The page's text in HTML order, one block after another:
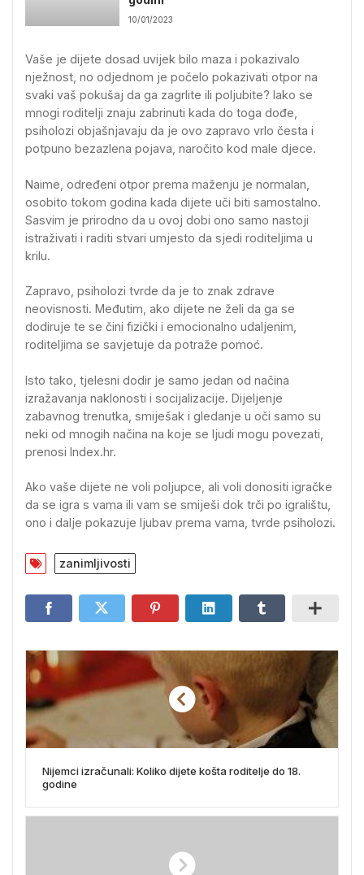
10/01/2023
Vaše je dijete dosad uvijek bilo maza i pokazivalo
nježnost, no odjednom je počelo pokazivati otpor na
svaki vaš pokušaj da ga zagrlite ili poljubite? Iako se
mnogi roditelji znaju zabrinuti kada do toga dođe,
psiholozi objašnjavaju da je ovo zapravo vrlo česta i
potpuno bezazlena pojava, naročito kod male djece.
Naime, određeni otpor prema maženju je normalan,
osobito tokom godina kada dijete uči biti samostalno.
Sasvim je prirodno da u ovoj dobi ono samo nastoji
istraživati ​​i raditi stvari umjesto da sjedi roditeljima u
krilu.
Zapravo, psiholozi tvrde da je to znak zdrave
neovisnosti. Međutim, ako dijete ne želi da ga se
dodiruje te se čini fizički i emocionalno udaljenim,
roditeljima se savjetuje da potraže pomoć.
Isto tako, tjelesni dodir je samo jedan od načina
izražavanja naklonosti i socijalizacije. Dijeljenje
zabavnog trenutka, smiješak i gledanje u oči samo su
neki od mnogih načina na koje se ljudi mogu povezati,
prenosi Index.hr.
Ako vaše dijete ne voli poljupce, ali voli donositi igračke
da se igra s vama ili vam se smiješi dok trči po igralištu,
ono i dalje pokazuje ljubav prema vama, tvrde psiholozi.
zanimljivosti
Nijemci izračunali: Koliko dijete košta roditelje do 18.
godine